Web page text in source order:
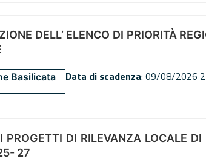
DELL’ ELENCO DI PRIORITÀ
Basilicata Data di scadenza: 09/08/2026
PROGETTI DI RILEVANZA LOCALE
27